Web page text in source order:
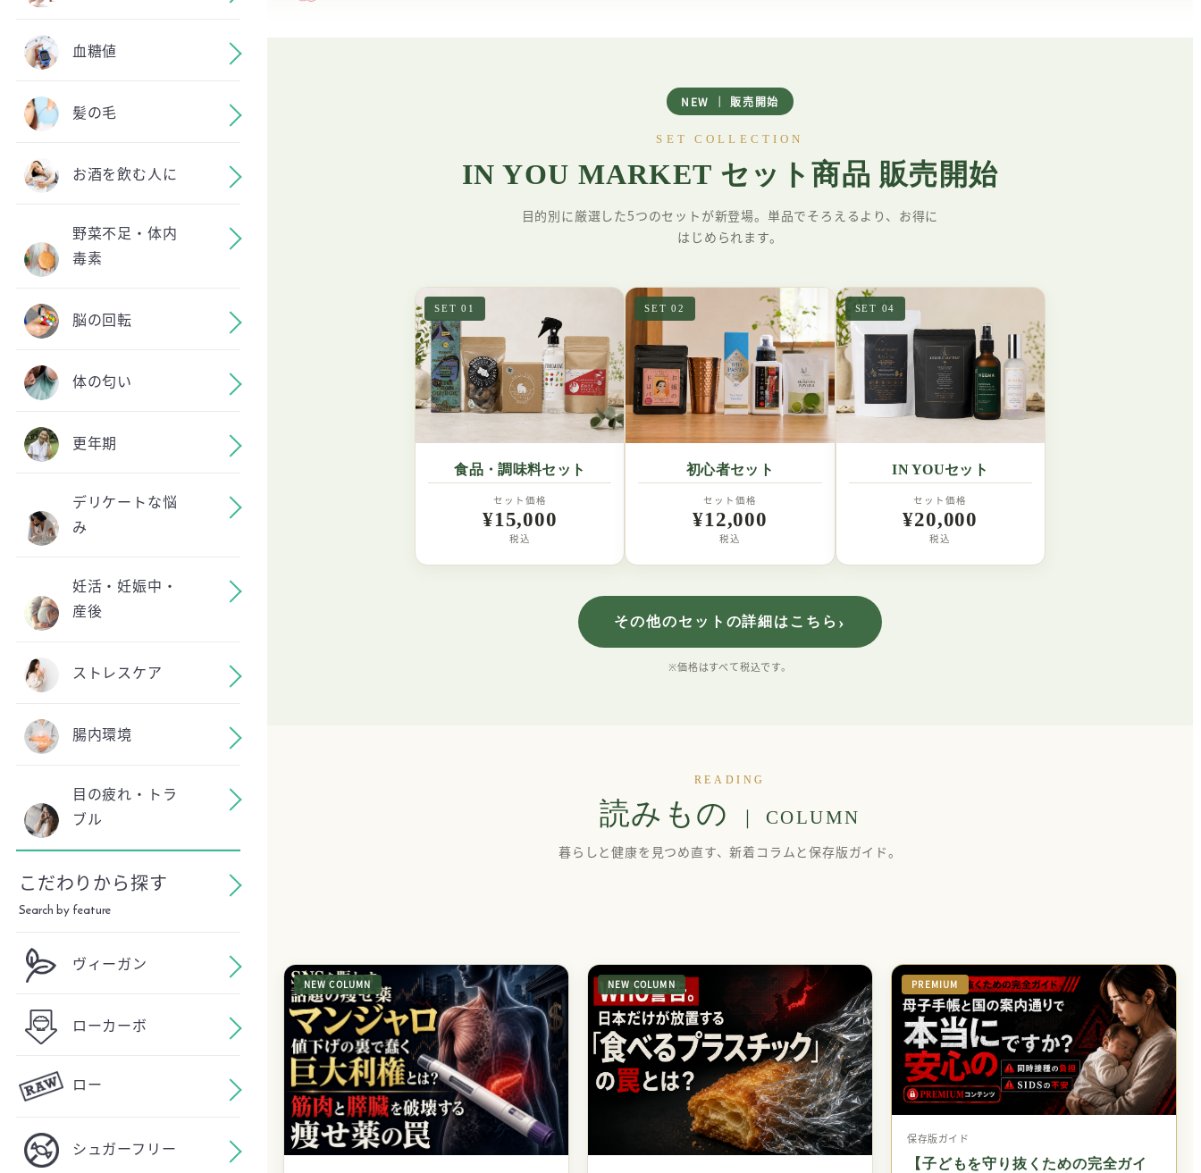
血糖値
髪の毛
お酒を飲む人に
野菜不足・体内
毒素
脳の回転
体の匂い
更年期
デリケートな悩
み
妊活・妊娠中・
産後
ストレスケア
腸内環境
目の疲れ・トラ
ブル
こだわりから探す
Search by feature
ヴィーガン
ローカーボ
ロー
シュガーフリー
NEW ｜ 販売開始
SET COLLECTION
IN YOU MARKET セット商品 販売開始
目的別に厳選した5つのセットが新登場。単品でそろえるより、お得に
はじめられます。
SET 01
食品・調味料セット
セット価格
¥15,000
税込
SET 02
初心者セット
セット価格
¥12,000
税込
SET 04
IN YOUセット
セット価格
¥20,000
税込
その他のセットの詳細はこちら ›
※価格はすべて税込です。
READING
読みもの ｜ COLUMN
暮らしと健康を見つめ直す、新着コラムと保存版ガイド。
NEW COLUMN NEW COLUMN PREMIUM
保存版ガイド
【子どもを守り抜くための完全ガイ